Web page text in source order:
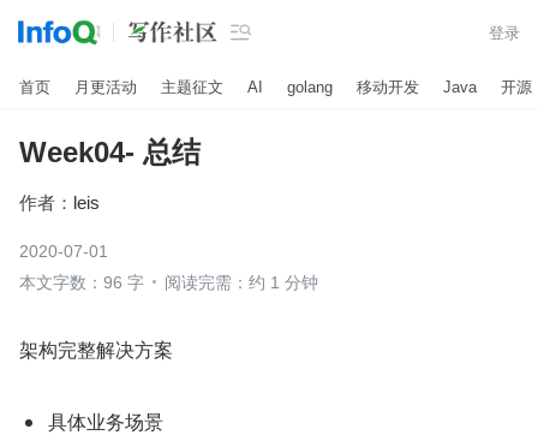
 登录
首页 月更活动 主题征文 AI golang 移动开发 Java 开源
Week04- 总结
作者： leis
2020-07-01
本文字数：96 字
阅读完需：约 1 分钟
架构完整解决方案
具体业务场景